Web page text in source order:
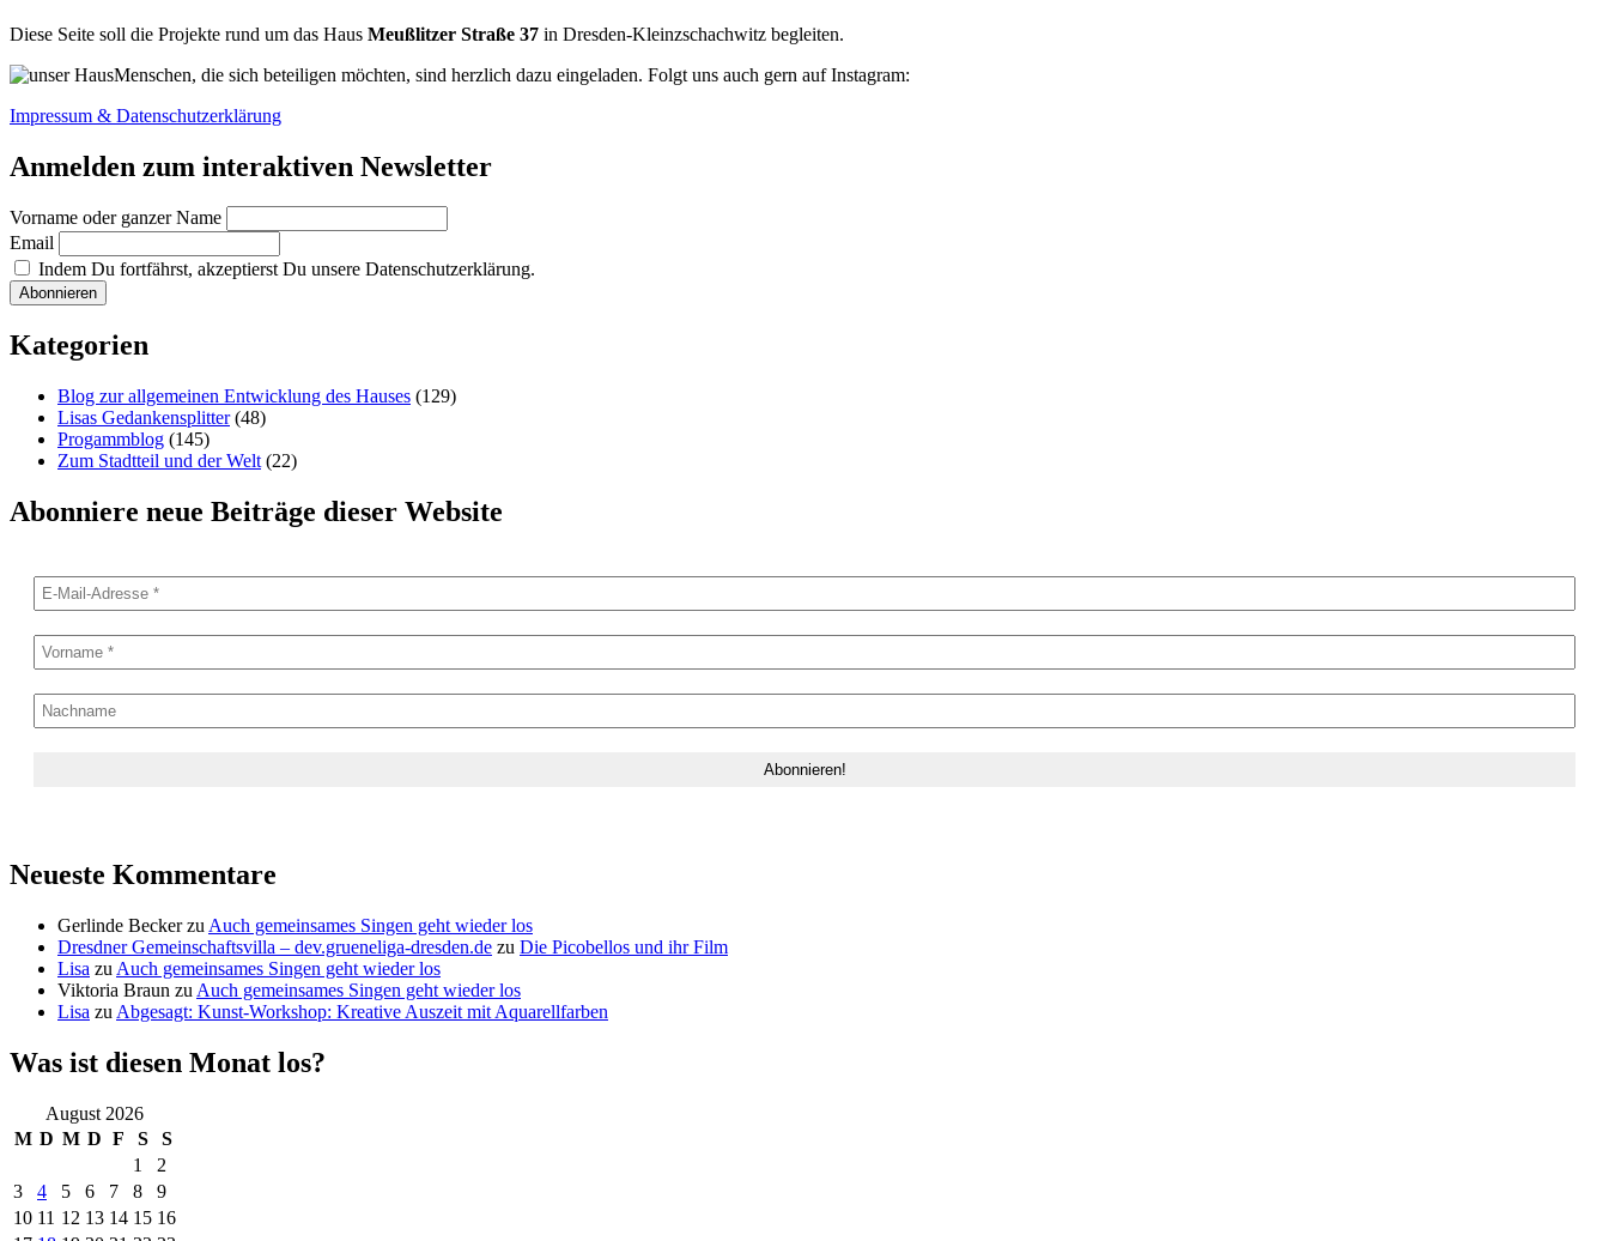
Diese Seite soll die Projekte rund um das Haus Meußlitzer Straße 37 in Dresden-Kleinzschachwitz begleiten.
Menschen, die sich beteiligen möchten, sind herzlich dazu eingeladen. Folgt uns auch gern auf Instagram:
Impressum & Datenschutzerklärung
Anmelden zum interaktiven Newsletter
Vorname oder ganzer Name
Email
Indem Du fortfährst, akzeptierst Du unsere Datenschutzerklärung.
Kategorien
Blog zur allgemeinen Entwicklung des Hauses (129)
Lisas Gedankensplitter(48)
Progammblog (145)
Zum Stadtteil und der Welt (22)
Abonniere neue Beiträge dieser Website
Neueste Kommentare
Gerlinde Beckerzu Auch gemeinsames Singen geht wieder los
Dresdner Gemeinschaftsvilla – dev.grueneliga-dresden.de zu Die Picobellos und ihr Film
Lisa zu Auch gemeinsames Singen geht wieder los
Viktoria Braun zu Auch gemeinsames Singen geht wieder los
Lisa zu Abgesagt: Kunst-Workshop: Kreative Auszeit mit Aquarellfarben
Was ist diesen Monat los?
August 2026
M D M D F S
S
1
2
3
4 5 6 7 8
9
10 11 12 13 14 15 16